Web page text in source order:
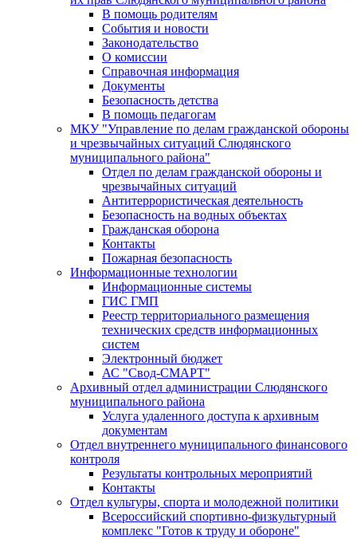
В помощь родителям
События и новости
Законодательство
О комиссии
Справочная информация
Документы
Безопасность детства
В помощь педагогам
МКУ "Управление по делам гражданской обороны
и чрезвычайных ситуаций Слюдянского
муниципального района"
Отдел по делам гражданской обороны и
чрезвычайных ситуаций
Антитеррористическая деятельность
Безопасность на водных объектах
Гражданская оборона
Контакты
Пожарная безопасность
Информационные технологии
Информационные системы
ГИС ГМП
Реестр территориального размещения
технических средств информационных
систем
Электронный бюджет
АС "Свод-СМАРТ"
Архивный отдел администрации Слюдянского
муниципального района
Услуга удаленного доступа к архивным
документам
Отдел внутреннего муниципального финансового
контроля
Результаты контрольных мероприятий
Контакты
Отдел культуры, спорта и молодежной политики
Всероссийский спортивно-физкультурный
комплекс "Готов к труду и обороне"